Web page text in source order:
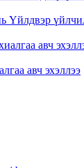
авч эхэллээ